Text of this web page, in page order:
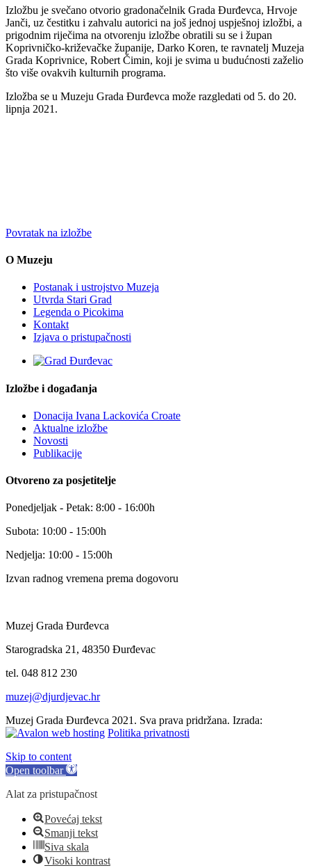
Izložbu je svečano otvorio gradonačelnik Grada Đurđevca, Hrvoje
Janči, uz čestitku i zahvalu autorici na još jednoj uspješnoj izložbi, a
prigodnim riječima na otvorenju izložbe obratili su se i župan
Koprivničko-križevačke županije, Darko Koren, te ravnatelj Muzeja
Grada Koprivnice, Robert Čimin, koji je svima u budućnosti zaželio
što više ovakvih kulturnih programa.
Izložba se u Muzeju Grada Đurđevca može razgledati od 5. do 20.
lipnja 2021.
Povratak na izložbe
O Muzeju
Postanak i ustrojstvo Muzeja
Utvrda Stari Grad
Legenda o Picokima
Kontakt
Izjava o pristupačnosti
Izložbe i događanja
Donacija Ivana Lackovića Croate
Aktualne izložbe
Novosti
Publikacije
Otvoreno za posjetitelje
Ponedjeljak - Petak: 8:00 - 16:00h
Subota: 10:00 - 15:00h
Nedjelja: 10:00 - 15:00h
Izvan radnog vremena prema dogovoru
Muzej Grada Đurđevca
Starogradska 21, 48350 Đurđevac
tel. 048 812 230
muzej@djurdjevac.hr
Muzej Grada Đurđevca 2021. Sva prava pridržana. Izrada:
Politika privatnosti
Skip to content
Open toolbar
Alat za pristupačnost
Povećaj tekst
Smanji tekst
Siva skala
Visoki kontrast